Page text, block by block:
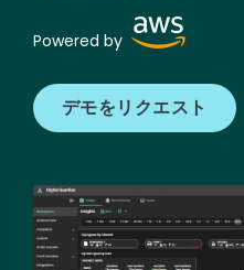
Powered by Image
デモをリクエスト
Image